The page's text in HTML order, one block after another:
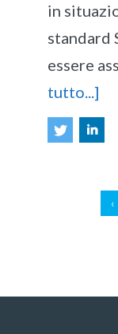
in
standard
essere
tutto...]
‹